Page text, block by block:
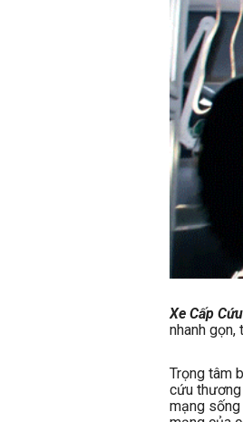
Xe Cấp Cứu
nhanh
Trọng tâm
cứu
mạng